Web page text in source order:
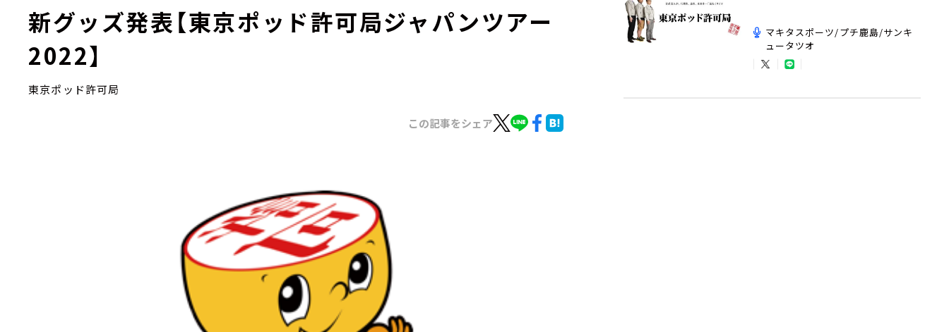
新グッズ発表【東京ポッド許可局ジャパンツアー
2022】
東京ポッド許可局
この記事をシェア
マキタスポーツ/プチ鹿島/サンキ
ュータツオ